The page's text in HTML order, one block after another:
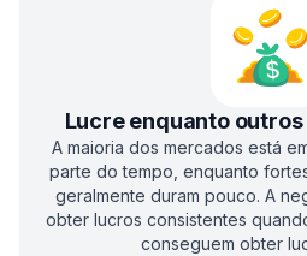
Lucre enquanto
A maioria dos mercados está
parte do tempo, enquanto
geralmente duram pouco. A
obter lucros consistentes
conseguem obter